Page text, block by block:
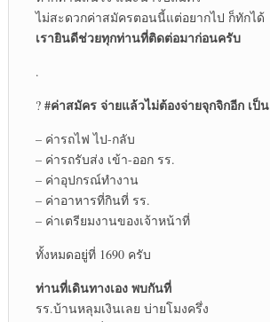
ไม่สะดวกค่าสมัครตอนนี้แต่อยากไป ก็ทักได้
เรายินดีช่วยทุกท่านที่ติดต่อมาก่อนครับ
.
? #ค่าสมัคร จ่ายแล้วไม่ต้องจ่ายจุกจิกอีก เป็น
– ค่ารถไฟ ไป-กลับ
– ค่ารถรับส่ง เข้า-ออก รร.
– ค่าอุปกรณ์ทำงาน
– ค่าอาหารที่กินที่ รร.
– ค่าเตรียมงานของเจ้าหน้าที่
ทั้งหมดอยู่ที่ 1690 ครับ
ท่านที่เดินทางเอง พบกันที่
รร.บ้านหลุมเงินเลย บ่ายโมงครึ่ง